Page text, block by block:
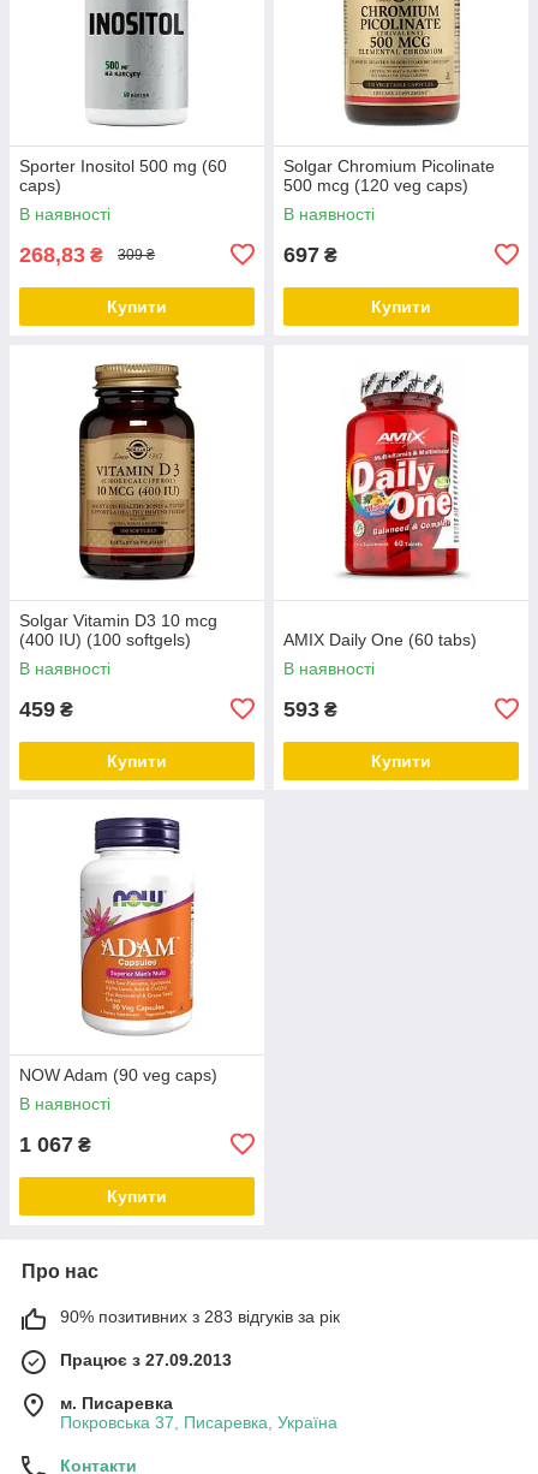
Sporter Inositol 500 mg (60
caps)
В наявності
268,83 ₴ 309 ₴
Купити
Solgar Chromium Picolinate
500 mcg (120 veg caps)
В наявності
697 ₴
Купити
Solgar Vitamin D3 10 mcg
(400 IU) (100 softgels)
В наявності
459 ₴
Купити
AMIX Daily One (60 tabs)
В наявності
593 ₴
Купити
NOW Adam (90 veg caps)
В наявності
1 067 ₴
Купити
Про нас
90% позитивних з 283 відгуків за рік
Працює з 27.09.2013
м. Писаревка
Покровська 37, Писаревка, Україна
Контакти